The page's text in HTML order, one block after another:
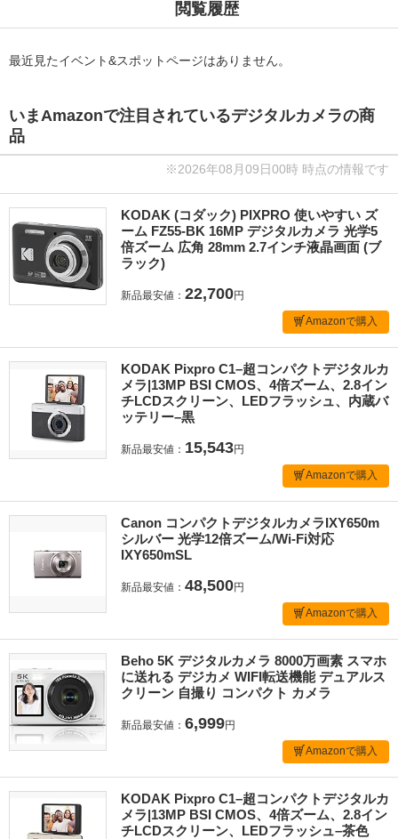
閲覧履歴
最近見たイベント&スポットページはありません。
いまAmazonで注目されているデジタルカメラの商
品
※2026年08月09日00時 時点の情報です
KODAK (コダック) PIXPRO 使いやすい ズ
ーム FZ55-BK 16MP デジタルカメラ 光学5
倍ズーム 広角 28mm 2.7インチ液晶画面 (ブ
ラック)
新品最安値： 22,700円
Amazonで購入
KODAK Pixpro C1–超コンパクトデジタルカ
メラ|13MP BSI CMOS、4倍ズーム、2.8イン
チLCDスクリーン、LEDフラッシュ、内蔵バ
ッテリー–黒
新品最安値： 15,543円
Amazonで購入
Canon コンパクトデジタルカメラIXY650m
シルバー 光学12倍ズーム/Wi-Fi対応
IXY650mSL
新品最安値： 48,500円
Amazonで購入
Beho 5K デジタルカメラ 8000万画素 スマホ
に送れる デジカメ WIFI転送機能 デュアルス
クリーン 自撮り コンパクト カメラ
新品最安値： 6,999円
Amazonで購入
KODAK Pixpro C1–超コンパクトデジタルカ
メラ|13MP BSI CMOS、4倍ズーム、2.8イン
チLCDスクリーン、LEDフラッシュ–茶色